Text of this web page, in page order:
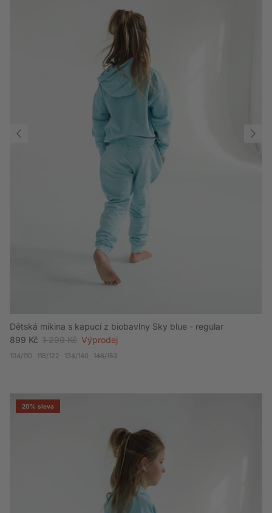
Dětská mikina s kapucí z biobavlny Sky blue - regular
Akční cena
899 Kč Běžná cena
1 299 Kč Výprodej
104/110 116/122 134/140 146/152
20% sleva